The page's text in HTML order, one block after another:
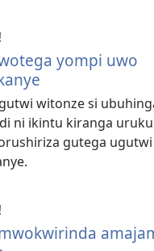
yompi uwo
witonze si
ni ikintu kiranga
gutega